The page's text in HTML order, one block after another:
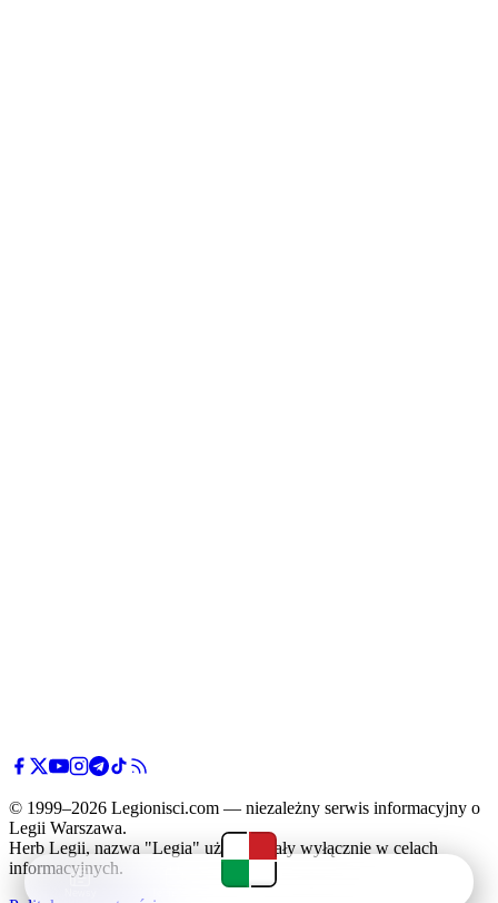
© 1999–2026 Legionisci.com — niezależny serwis informacyjny o
Legii Warszawa.
Herb Legii, nazwa "Legia" użyte zostały wyłącznie w celach
informacyjnych.